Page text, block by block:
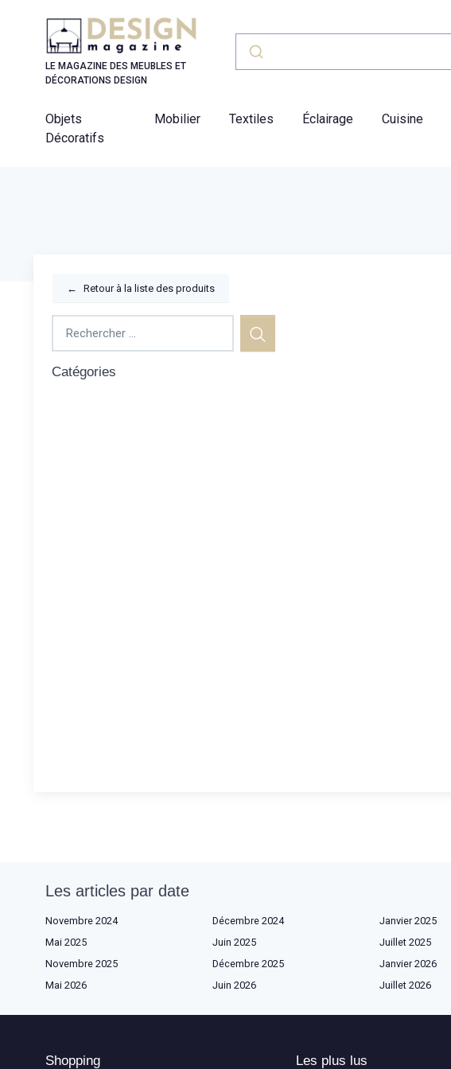
LE MAGAZINE DES MEUBLES ET
DÉCORATIONS DESIGN
Objets
Décoratifs
Mobilier Textiles Éclairage Cuisine
← Retour à la liste des produits
Catégories
Les articles par date
Novembre 2024 Décembre 2024 Janvier 2025
Mai 2025
Juin 2025 Juillet 2025
Novembre 2025
Décembre 2025 Janvier 2026
Mai 2026
Juin 2026 Juillet 2026
Shopping Les plus lus